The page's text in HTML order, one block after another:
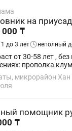
на
000 ₸
1 до 3 лет неполный
от 30-58 лет ,
прополка
микрорайон Хан
помощник
₸